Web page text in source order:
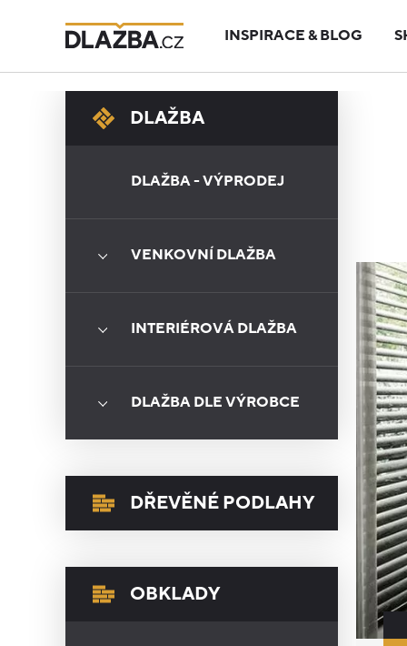
INSPIRACE & BLOG
DLAŽBA
DLAŽBA - VÝPRODEJ
VENKOVNÍ DLAŽBA
INTERIÉROVÁ DLAŽBA
DLAŽBA DLE VÝROBCE
DŘEVĚNÉ PODLAHY
OBKLADY